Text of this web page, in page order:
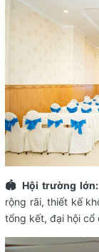
🏟️ Hội trường lớn:
rộng rãi, thiết kế
tổng kết, đại hội cổ